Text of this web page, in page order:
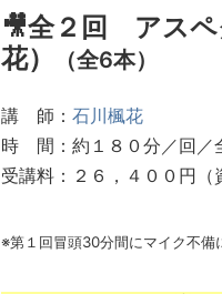
🎥全２回 アスペ
花）
（全6本）
講 師： 石川楓花
時 間：約１８０分／回／
受講料：２６，４００円（
※第１回冒頭30分間にマイク不備